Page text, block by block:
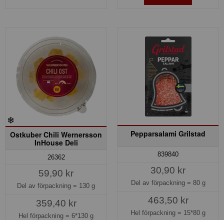
Ostkuber Chili Wernersson
InHouse Deli
26362
59,90 kr
Del av förpackning = 130 g
359,40 kr
Hel förpackning = 6*130 g
Pepparsalami Grilstad
839840
30,90 kr
Del av förpackning = 80 g
463,50 kr
Hel förpackning = 15*80 g